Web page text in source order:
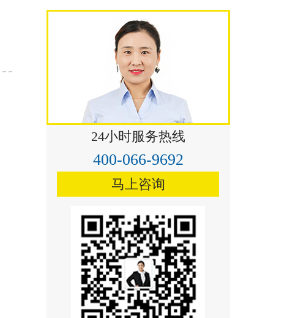
24小时服务热线
400-066-9692
马上咨询
永登祁连山烟气脱硝技术
漳县祁连山烟气脱硝技术